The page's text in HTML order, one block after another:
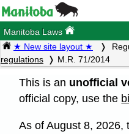
Manitoba Laws
★ New site layout ★
regulations
M.R. 71/2014
This is an unofficial
official copy, use the
As of August 8, 2026,